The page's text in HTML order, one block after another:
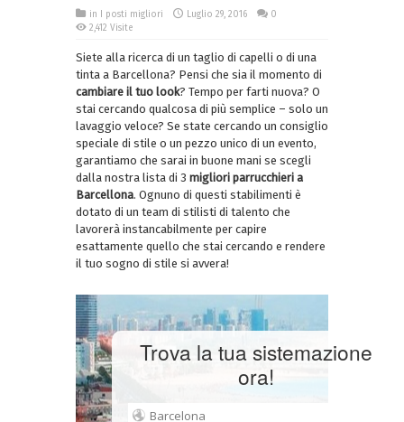
in I posti migliori Luglio 29, 2016
0
2,412 Visite
Siete alla ricerca di un taglio di capelli o di una
tinta a Barcellona? Pensi che sia il momento di
cambiare il tuo look? Tempo per farti nuova? O
stai cercando qualcosa di più semplice – solo un
lavaggio veloce? Se state cercando un consiglio
speciale di stile o un pezzo unico di un evento,
garantiamo che sarai in buone mani se scegli
dalla nostra lista di 3 migliori parrucchieri a
Barcellona. Ognuno di questi stabilimenti è
dotato di un team di stilisti di talento che
lavorerà instancabilmente per capire
esattamente quello che stai cercando e rendere
il tuo sogno di stile si avvera!
Trova la tua sistemazione
ora!